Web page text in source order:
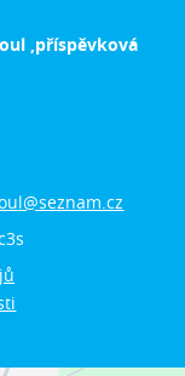
,příspěvková